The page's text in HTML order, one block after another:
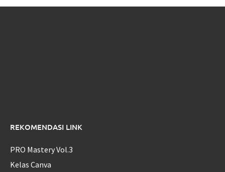
REKOMENDASI LINK
PRO Mastery Vol.3
Kelas Canva